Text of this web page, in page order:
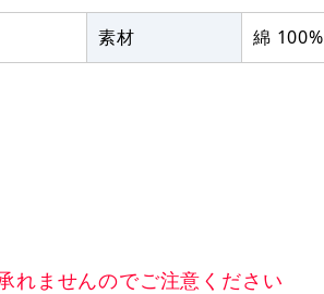
素材 綿 100%
れませんのでご注意ください